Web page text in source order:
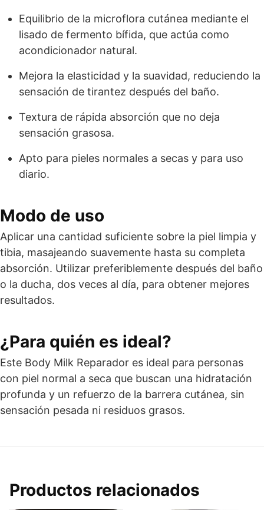
Equilibrio de la microflora cutánea mediante el
lisado de fermento bífida, que actúa como
acondicionador natural.
Mejora la elasticidad y la suavidad, reduciendo la
sensación de tirantez después del baño.
Textura de rápida absorción que no deja
sensación grasosa.
Apto para pieles normales a secas y para uso
diario.
Modo de uso
Aplicar una cantidad suficiente sobre la piel limpia y
tibia, masajeando suavemente hasta su completa
absorción. Utilizar preferiblemente después del baño
o la ducha, dos veces al día, para obtener mejores
resultados.
¿Para quién es ideal?
Este Body Milk Reparador es ideal para personas
con piel normal a seca que buscan una hidratación
profunda y un refuerzo de la barrera cutánea, sin
sensación pesada ni residuos grasos.
Productos relacionados